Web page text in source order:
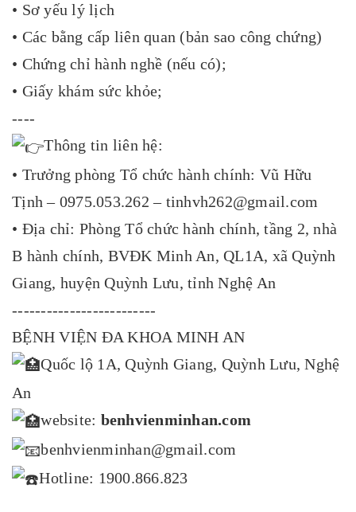
• Sơ yếu lý lịch
• Các bằng cấp liên quan (bản sao công chứng)
• Chứng chỉ hành nghề (nếu có);
• Giấy khám sức khỏe;
----
Thông tin liên hệ:
• Trưởng phòng Tổ chức hành chính: Vũ Hữu
Tịnh – 0975.053.262 – tinhvh262@gmail.com
• Địa chỉ: Phòng Tổ chức hành chính, tầng 2, nhà
B hành chính, BVĐK Minh An, QL1A, xã Quỳnh
Giang, huyện Quỳnh Lưu, tỉnh Nghệ An
-------------------------
BỆNH VIỆN ĐA KHOA MINH AN
Quốc lộ 1A, Quỳnh Giang, Quỳnh Lưu, Nghệ
An
website: benhvienminhan.com
benhvienminhan@gmail.com
Hotline: 1900.866.823